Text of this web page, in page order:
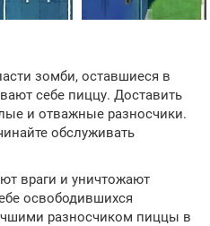
зомби, оставшиеся в
себе пиццу. Доставить
и отважные разносчики.
обслуживать
враги и уничтожают
освободившихся
разносчиком пиццы в